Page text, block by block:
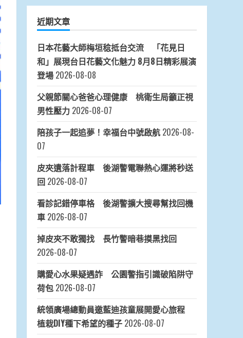
近期文章
日本花藝大師梅垣稔抵台交流 「花見日
和」展現台日花藝文化魅力 8月8日精彩展演
登場 2026-08-08
父親節關心爸爸心理健康 桃衛生局籲正視
男性壓力 2026-08-07
陪孩子一起追夢！幸福台中號啟航 2026-08-
07
皮夾遺落計程車 後湖警電聯熱心運將秒送
回 2026-08-07
看診記錯停車格 後湖警擴大搜尋幫找回機
車 2026-08-07
掉皮夾不敢獨找 長竹警暗巷摸黑找回
2026-08-07
購愛心水果疑遇詐 公園警指引識破陷阱守
荷包 2026-08-07
統領廣場總動員邀藍迪孩童展開愛心旅程
植栽DIY種下希望的種子 2026-08-07